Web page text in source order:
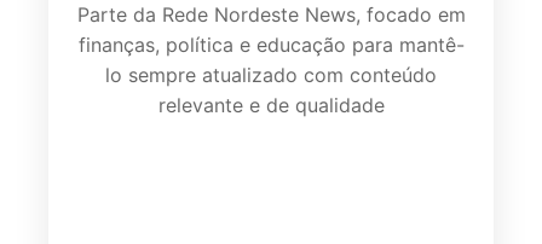
Parte da Rede Nordeste News, focado em
finanças, política e educação para mantê-
lo sempre atualizado com conteúdo
relevante e de qualidade